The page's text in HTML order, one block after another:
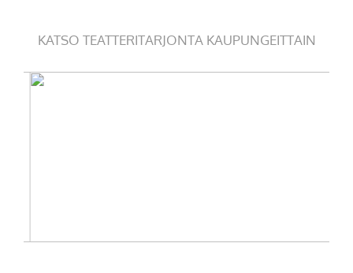
KATSO TEATTERITARJONTA KAUPUNGEITTAIN